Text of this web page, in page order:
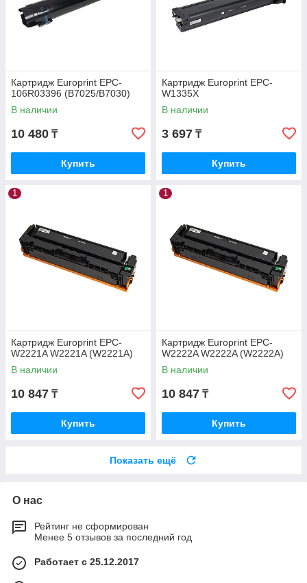
Картридж Europrint EPC-
106R03396 (B7025/B7030)
В наличии
10 480 ₸
Купить
Картридж Europrint EPC-
W1335X
В наличии
3 697 ₸
Купить
1
Картридж Europrint EPC-
W2221A W2221A (W2221A)
В наличии
10 847 ₸
Купить
1
Картридж Europrint EPC-
W2222A W2222A (W2222A)
В наличии
10 847 ₸
Купить
Показать ещё
О нас
Рейтинг не сформирован
Менее 5 отзывов за последний год
Работает с 25.12.2017